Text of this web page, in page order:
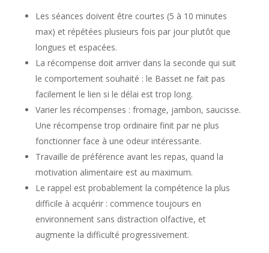
Les séances doivent être courtes (5 à 10 minutes
max) et répétées plusieurs fois par jour plutôt que
longues et espacées.
La récompense doit arriver dans la seconde qui suit
le comportement souhaité : le Basset ne fait pas
facilement le lien si le délai est trop long.
Varier les récompenses : fromage, jambon, saucisse.
Une récompense trop ordinaire finit par ne plus
fonctionner face à une odeur intéressante.
Travaille de préférence avant les repas, quand la
motivation alimentaire est au maximum.
Le rappel est probablement la compétence la plus
difficile à acquérir : commence toujours en
environnement sans distraction olfactive, et
augmente la difficulté progressivement.